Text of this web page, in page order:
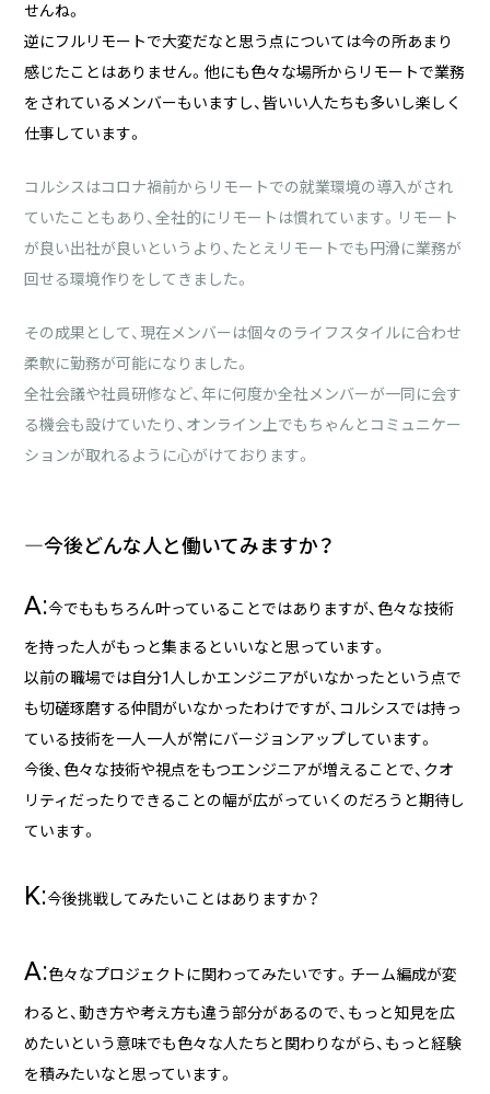
せんね。
逆にフルリモートで大変だなと思う点については今の所あまり
感じたことはありません。他にも色々な場所からリモートで業務
をされているメンバーもいますし、皆いい人たちも多いし楽しく
仕事しています。
コルシスはコロナ禍前からリモートでの就業環境の導入がされ
ていたこともあり、全社的にリモートは慣れています。リモート
が良い出社が良いというより、たとえリモートでも円滑に業務が
回せる環境作りをしてきました。
その成果として、現在メンバーは個々のライフスタイルに合わせ
柔軟に勤務が可能になりました。
全社会議や社員研修など、年に何度か全社メンバーが一同に会す
る機会も設けていたり、オンライン上でもちゃんとコミュニケー
ションが取れるように心がけております。
―今後どんな人と働いてみますか？
A:今でももちろん叶っていることではありますが、色々な技術
を持った人がもっと集まるといいなと思っています。
以前の職場では自分1人しかエンジニアがいなかったという点で
も切磋琢磨する仲間がいなかったわけですが、コルシスでは持っ
ている技術を一人一人が常にバージョンアップしています。
今後、色々な技術や視点をもつエンジニアが増えることで、クオ
リティだったりできることの幅が広がっていくのだろうと期待し
ています。
K:今後挑戦してみたいことはありますか？
A:色々なプロジェクトに関わってみたいです。チーム編成が変
わると、動き方や考え方も違う部分があるので、もっと知見を広
めたいという意味でも色々な人たちと関わりながら、もっと経験
を積みたいなと思っています。